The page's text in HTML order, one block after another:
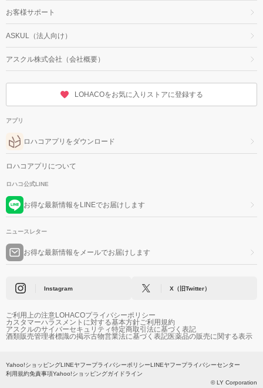
お客様サポート
ASKUL（法人向け）
アスクル株式会社（会社概要）
LOHACOをお気に入りストアに登録する
アプリ
ロハコアプリをダウンロード
ロハコアプリについて
ロハコ公式LINE
お得な最新情報をLINEでお届けします
ニュースレター
お得な最新情報をメールでお届けします
Instagram X（旧Twitter）
ご利用上の注意LOHACOプライバシーポリシー
カスタマーハラスメントに対する基本方針ご利用規約
アスクルのサイバーセキュリティ特定商取引法に基づく表記
酒類販売管理者標識の掲示古物営業法に基づく表記医薬品の販売に関する表示
Yahoo!ショッピングLINEヤフープライバシーポリシーLINEヤフープライバシーセンター
利用規約免責事項Yahoo!ショッピングガイドライン
© LY Corporation